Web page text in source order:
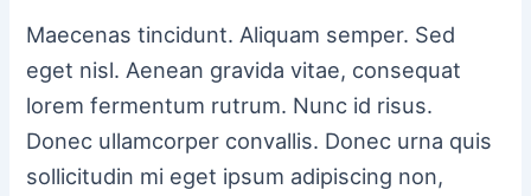
Maecenas tincidunt. Aliquam semper. Sed
eget nisl. Aenean gravida vitae, consequat
lorem fermentum rutrum. Nunc id risus.
Donec ullamcorper convallis. Donec urna quis
sollicitudin mi eget ipsum adipiscing non,